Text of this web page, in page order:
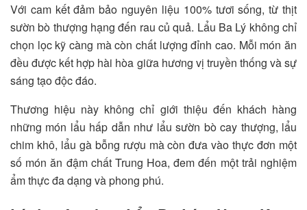
Với cam kết đảm bảo nguyên liệu 100% tươi sống, từ thịt
sườn bò thượng hạng đến rau củ quả. Lẩu Ba Lý không chỉ
chọn lọc kỹ càng mà còn chất lượng đỉnh cao. Mỗi món ăn
đều được kết hợp hài hòa giữa hương vị truyền thống và sự
sáng tạo độc đáo.
Thương hiệu này không chỉ giới thiệu đến khách hàng
những món lẩu hấp dẫn như lẩu sườn bò cay thượng, lẩu
chim khô, lẩu gà bỗng rượu mà còn đưa vào thực đơn một
số món ăn đậm chất Trung Hoa, đem đến một trải nghiệm
ẩm thực đa dạng và phong phú.